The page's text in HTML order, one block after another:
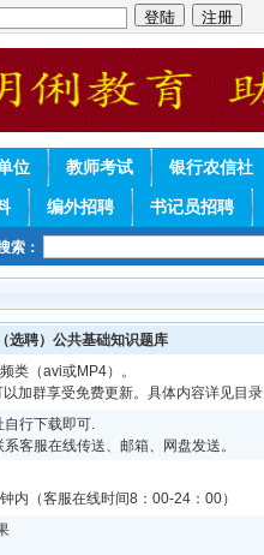
位 教师考试 银行农信社
编外招聘 书记员招聘
索：
选聘）公共基础知识题库
类（avi或MP4）。
加群享受免费更新。具体内容详见目录
自行下载即可.
客服在线传送、邮箱、网盘发送。
内（客服在线时间8：00-24：00）